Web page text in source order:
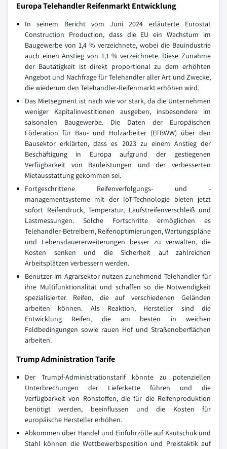
Europa Telehandler Reifenmarkt Entwicklung
In seinem Bericht vom Juni 2024 erläuterte Eurostat
Construction Production, dass die EU ein Wachstum im
Baugewerbe von 1,4 % verzeichnete, wobei die Bauindustrie
auch einen Anstieg von 1,1 % verzeichnete. Diese Zunahme
der Bautätigkeit ist direkt proportional zu dem erhöhten
Angebot und Nachfrage für Telehandler aller Art und Zwecke,
die wiederum den Telehandler-Reifenmarkt erhöhen wird.
Das Mietsegment ist nach wie vor stark, da die Unternehmen
weniger Kapitalinvestitionen ausgeben, insbesondere im
saisonalen Baugewerbe. Die Daten der Europäischen
Föderation für Bau- und Holzarbeiter (EFBWW) über den
Bausektor erklärten, dass es 2023 zu einem Anstieg der
Beschäftigung in Europa aufgrund der gestiegenen
Verfügbarkeit von Bauleistungen und der verbesserten
Mietausstattung gekommen sei.
Fortgeschrittene Reifenverfolgungs- und -
managementsysteme mit der IoT-Technologie bieten jetzt
sofort Reifendruck, Temperatur, Laufstreifenverschleiß und
Lastmessungen. Solche Fortschritte ermöglichen es
Telehandler-Betreibern, Reifenoptimierungen, Wartungspläne
und Lebensdauererweiterungen besser zu verwalten, die
Kosten senken und die Sicherheit auf zahlreichen
Arbeitsplätzen verbessern werden.
Benutzer im Agrarsektor nutzen zunehmend Telehandler für
ihre Multifunktionalität und schaffen so die Notwendigkeit
spezialisierter Reifen, die auf verschiedenen Geländen
arbeiten können. Als Reaktion, Hersteller sind die
Entwicklung Reifen, die am besten in weichen
Feldbedingungen sowie rauen Hof und Straßenoberflächen
arbeiten.
Trump Administration Tarife
Der Trumpf-Administrationstarif könnte zu potenziellen
Unterbrechungen der Lieferkette führen und die
Verfügbarkeit von Rohstoffen, die für die Reifenproduktion
benötigt werden, beeinflussen und die Kosten für
europäische Hersteller erhöhen.
Abkommen über Handel und Einfuhrzölle auf Kautschuk und
Stahl können die Wettbewerbsposition und Preistaktik auf